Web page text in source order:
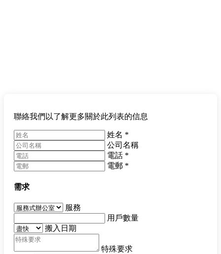
聯絡我們以了解更多關於此列表的信息
姓名 *
公司名稱
電話 *
電郵 *
需求
服務
用戶數量
搬入日期
特殊要求